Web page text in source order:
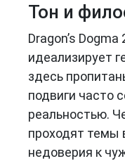
Тон и
Dragon’s
идеализирует
здесь
подвиги часто
реальностью.
проходят темы
недоверия к